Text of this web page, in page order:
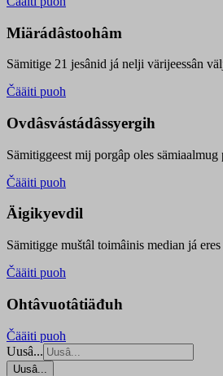
Miärádâstoohâm
Sämitige 21 jesânid já nelji värijeessân
Čääiti puoh
Ovdâsvástádâssyergih
Sämitiggeest mij porgâp oles
Čääiti puoh
Äigikyevdil
Sämitigge muštâl toimâinis median já
Čääiti puoh
Ohtâvuotâtiäđuh
Čääiti puoh
Uusâ...
Uusâ...